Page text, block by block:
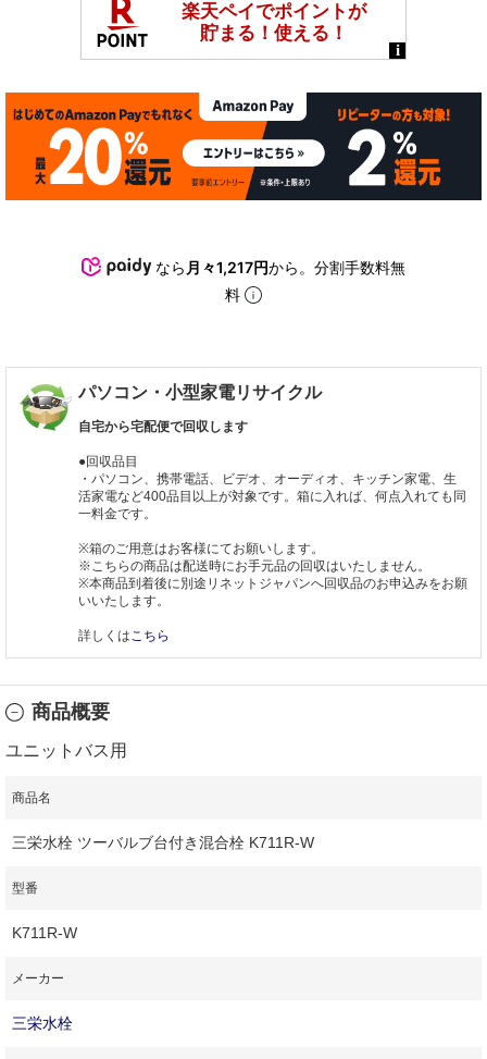
なら 月々1,217円から。分割手数料無
料
パソコン・小型家電リサイクル
自宅から宅配便で回収します
●回収品目
・パソコン、携帯電話、ビデオ、オーディオ、キッチン家電、生
活家電など400品目以上が対象です。箱に入れば、何点入れても同
一料金です。
※箱のご用意はお客様にてお願いします。
※こちらの商品は配送時にお手元品の回収はいたしません。
※本商品到着後に別途リネットジャパンへ回収品のお申込みをお願
いいたします。
詳しくはこちら
商品概要
ユニットバス用
商品名
三栄水栓 ツーバルブ台付き混合栓 K711R-W
型番
K711R-W
メーカー
三栄水栓